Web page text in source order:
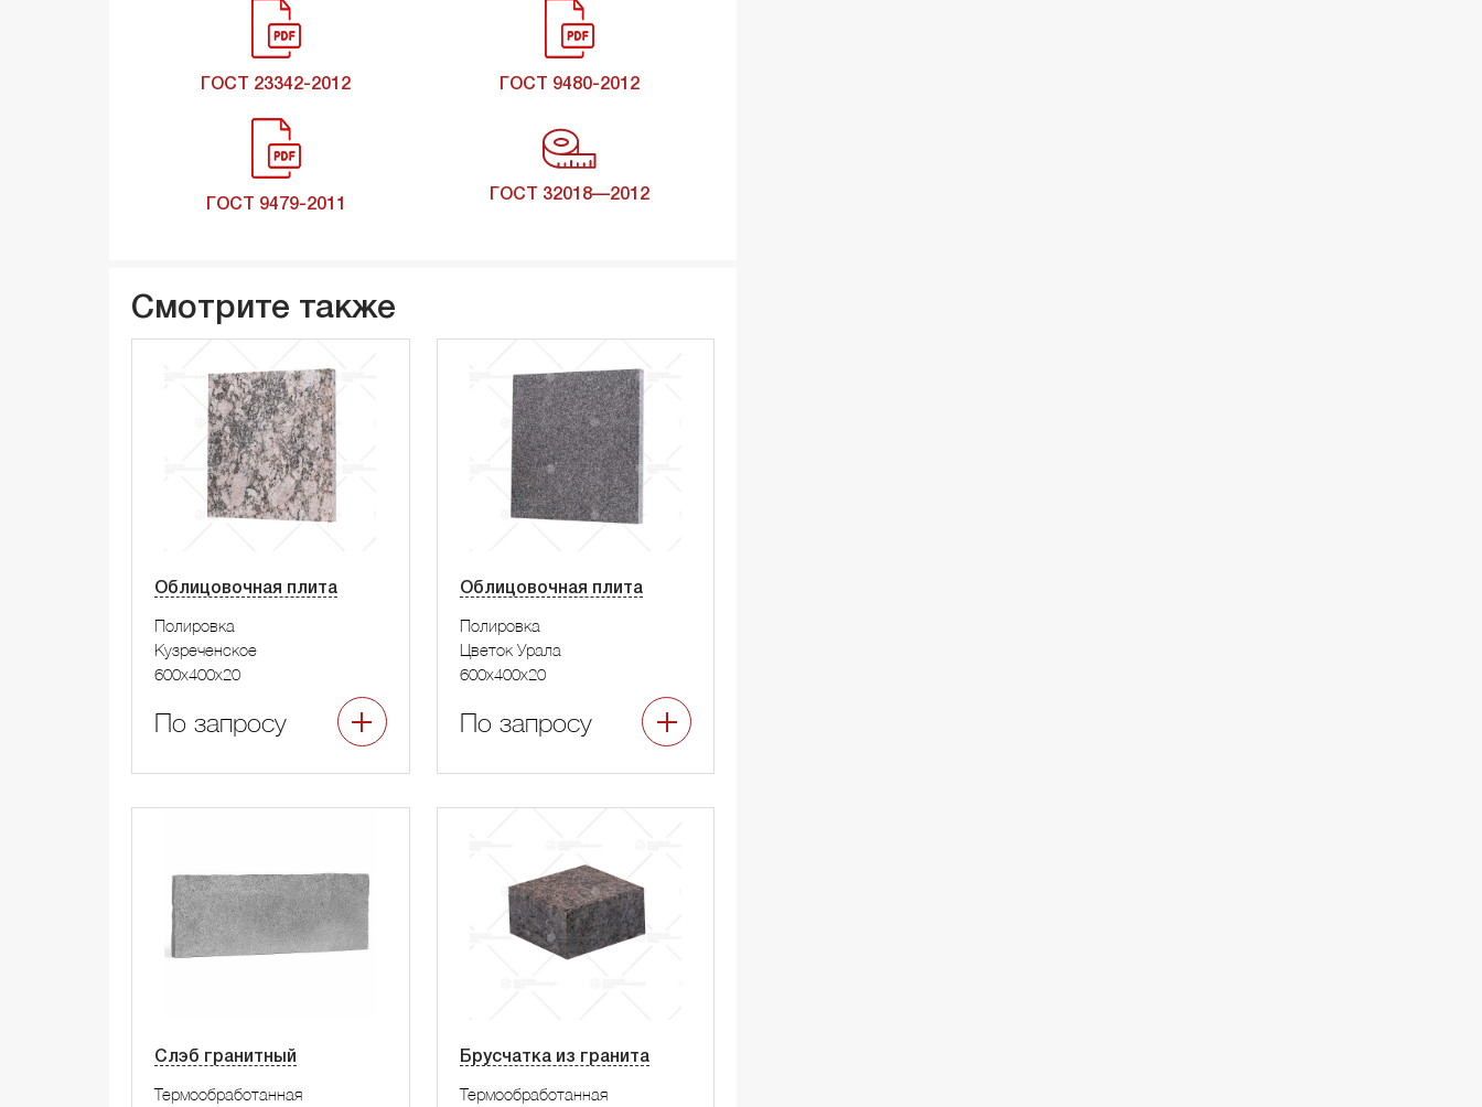
ГОСТ 23342-2012 ГОСТ 9480-2012
ГОСТ 9479-2011
ГОСТ 32018—2012
Смотрите также
Облицовочная плита
Полировка
Кузреченское
600x400x20
По запросу
Облицовочная плита
Полировка
Цветок Урала
600x400x20
По запросу
Слэб гранитный
Термообработанная
Брусчатка из гранита
Термообработанная